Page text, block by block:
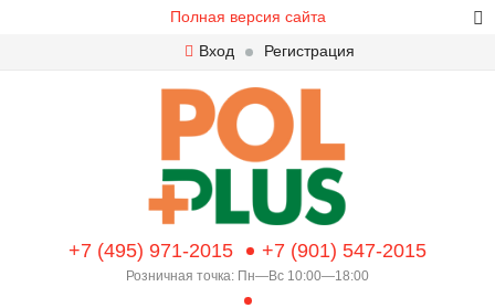
Полная версия сайта
Вход
Регистрация
+7 (495) 971-2015 +7 (901) 547-2015
Розничная точка: Пн—Вс 10:00—18:00